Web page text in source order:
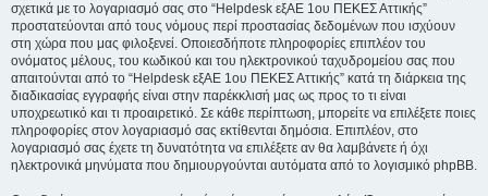
σχετικά με το λογαριασμό σας στο “Helpdesk εξΑΕ 1ου ΠΕΚΕΣ Αττικής”
προστατεύονται από τους νόμους περί προστασίας δεδομένων που ισχύουν
στη χώρα που μας φιλοξενεί. Οποιεσδήποτε πληροφορίες επιπλέον του
ονόματος μέλους, του κωδικού και του ηλεκτρονικού ταχυδρομείου σας που
απαιτούνται από το “Helpdesk εξΑΕ 1ου ΠΕΚΕΣ Αττικής” κατά τη διάρκεια της
διαδικασίας εγγραφής είναι στην παρέκκλισή μας ως προς το τι είναι
υποχρεωτικό και τι προαιρετικό. Σε κάθε περίπτωση, μπορείτε να επιλέξετε ποιες
πληροφορίες στον λογαριασμό σας εκτίθενται δημόσια. Επιπλέον, στο
λογαριασμό σας έχετε τη δυνατότητα να επιλέξετε αν θα λαμβάνετε ή όχι
ηλεκτρονικά μηνύματα που δημιουργούνται αυτόματα από το λογισμικό phpBB.